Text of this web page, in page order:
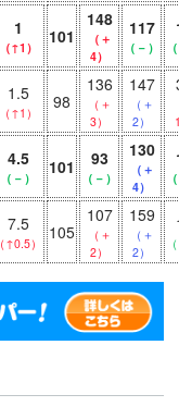
1
（↑1）
101
148
（＋
4）
117
（－）
1.5
（↑1）
98
136
（＋
3）
147
（＋
2）
4.5
（－）
101 93
（－）
130
（＋
4）
7.5
（↑0.5）
105
107
（＋
2）
159
（＋
2）